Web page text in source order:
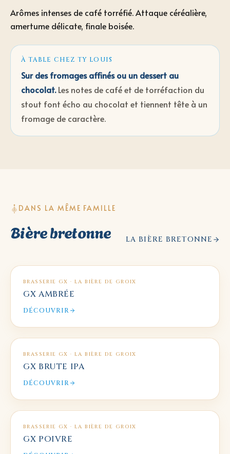
Arômes intenses de café torréfié. Attaque céréalière,
amertume délicate, finale boisée.
À TABLE CHEZ TY LOUIS
Sur des fromages affinés ou un dessert au
chocolat. Les notes de café et de torréfaction du
stout font écho au chocolat et tiennent tête à un
fromage de caractère.
DANS LA MÊME FAMILLE
Bière bretonne LA BIÈRE BRETONNE
BRASSERIE GX · LA BIÈRE DE GROIX
GX AMBRÉE
DÉCOUVRIR
BRASSERIE GX · LA BIÈRE DE GROIX
GX BRUTE IPA
DÉCOUVRIR
BRASSERIE GX · LA BIÈRE DE GROIX
GX POIVRE